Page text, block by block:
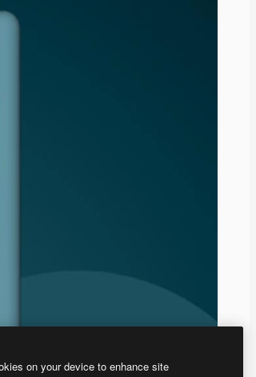
on your device to enhance site